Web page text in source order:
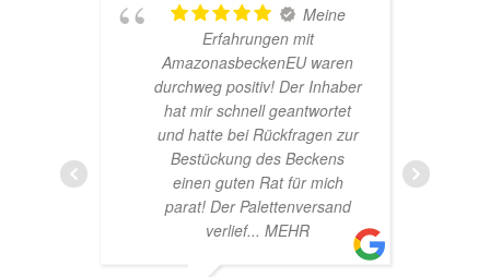
Meine
Erfahrungen mit
AmazonasbeckenEU waren
durchweg positiv! Der Inhaber
hat mir schnell geantwortet
und hatte bei Rückfragen zur
Bestückung des Beckens
einen guten Rat für mich
parat! Der Palettenversand
verlief... MEHR